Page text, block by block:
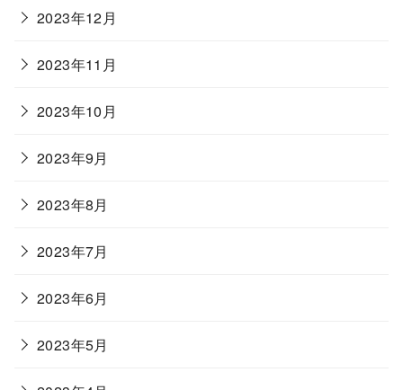
2023年12月
2023年11月
2023年10月
2023年9月
2023年8月
2023年7月
2023年6月
2023年5月